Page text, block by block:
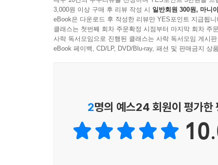
정한다는 말이다.
---「6장 경쟁적 형성」중에서
우리의 정치 참여에는 한계가 있다. “따라서 여기
형성하고 있느냐는 질문을 피하지 않는다. 예배
위선적 현상을 어떻게 설명할 것인가? 또한 예배
스미스는 여기에 답변하기가 쉽지 않음을 솔직
예배의 정치적 가능성을 강조한다. 그러면서 우
거류민의 예배와 예배가 낳는 사랑의 시민 윤리
복음에 닻을 내린 순례자들의 끊임없는 자세 교정
드리는 예배의 정치적 의미를 제시한다. 천상 도
태도로 특징지어진다. 이것은 장차 올 종말의 왕
삶의 자세를 말한다. 이러한 자세를 형성하기 위
예배 시간에 뿌려진 효모는 그리스도인들이 세
책이다. 저자는 아우구스티누스를 따라 하나
하우어워스, 존 밀뱅크의 도움을 받는다. 여기에
3,000원 이상 구매 후 리뷰 작성 시 일반회원 300원, 마니
eBook은 다운로드 후 작성한 리뷰만 YES포인트 지급됩니
클래스는 첫번째 회차 주문확정 시점부터 마지막 회차 주
사락 독서모임으로 진행된 클래스는 사락 독서모임 게시
eBook 페이백, CD/LP, DVD/Blu-ray, 패션 및 판매금지 상
2명의 예스24 회원이 평가한